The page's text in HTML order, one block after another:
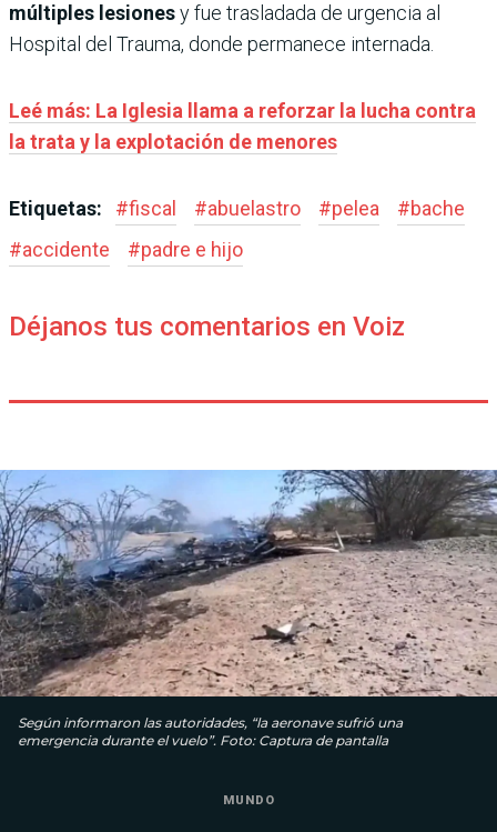
múltiples lesionesy fue trasladada de urgencia al
Hospital del Trauma, donde permanece internada.
Leé más: La Iglesia llama a reforzar la lucha contra
la trata y la explotación de menores
Etiquetas: #fiscal #abuelastro #pelea #bache
#accidente #padre e hijo
Déjanos tus comentarios en Voiz
Según informaron las autoridades, “la aeronave sufrió una
emergencia durante el vuelo”. Foto: Captura de pantalla
MUNDO